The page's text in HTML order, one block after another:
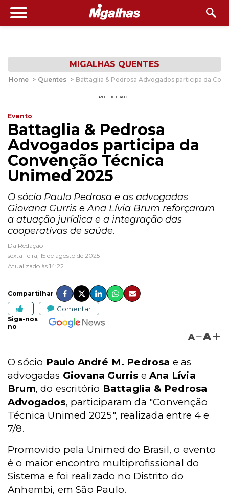
MIGALHAS QUENTES
Home > Quentes > Battaglia & Pedrosa Advogados participa da
PUBLICIDADE
Evento
Battaglia & Pedrosa
Advogados participa da
Convenção Técnica
Unimed 2025
O sócio Paulo Pedrosa e as advogadas
Giovana Gurris e Ana Lívia Brum reforçaram
a atuação jurídica e a integração das
cooperativas de saúde.
Da Redação
sexta-feira, 15 de agosto de 2025
Atualizado às 14:22
Compartilhar
Comentar
Siga-nos
no
A A
O sócio Paulo André M. Pedrosa e as
advogadas Giovana Gurris eAna Lívia
Brum, do escritório Battaglia & Pedrosa
Advogados, participaram da "Convenção
Técnica Unimed 2025", realizada entre 4 e
7/8.
Promovido pela Unimed do Brasil, o evento
é o maior encontro multiprofissional do
Sistema e foi realizado no Distrito do
Anhembi, em São Paulo.